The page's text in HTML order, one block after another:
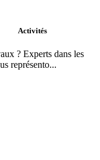
Activités
? Experts dans les
représento...